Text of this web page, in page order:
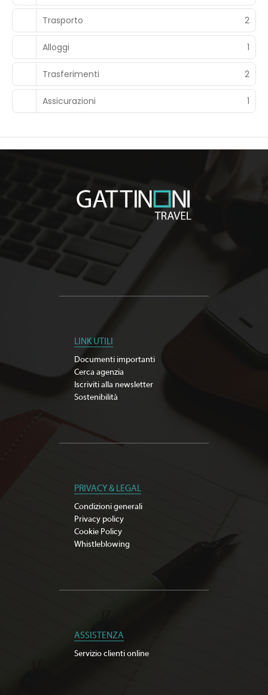
Trasporto 2
Alloggi 1
Trasferimenti 2
Assicurazioni 1
LINK UTILI
Documenti importanti
Cerca agenzia
Iscriviti alla newsletter
Sostenibilità
PRIVACY & LEGAL
Condizioni generali
Privacy policy
Cookie Policy
Whistleblowing
ASSISTENZA
Servizio clienti online